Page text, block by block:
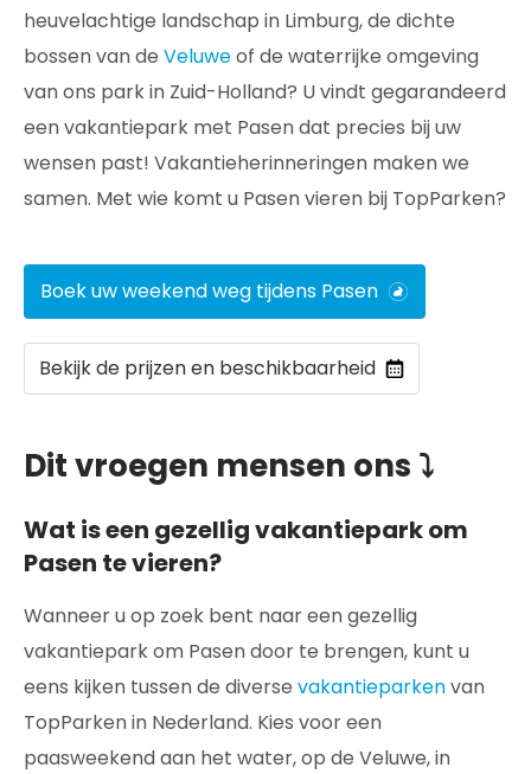
heuvelachtige landschap in Limburg, de dichte
bossen van de Veluweof de waterrijke omgeving
van ons park in Zuid-Holland? U vindt gegarandeerd
een vakantiepark met Pasen dat precies bij uw
wensen past! Vakantieherinneringen maken we
samen. Met wie komt u Pasen vieren bij TopParken?
Boek uw weekend weg tijdens Pasen
Bekijk de prijzen en beschikbaarheid
Dit vroegen mensen ons ⤵
Wat is een gezellig vakantiepark om
Pasen te vieren?
Wanneer u op zoek bent naar een gezellig
vakantiepark om Pasen door te brengen, kunt u
eens kijken tussen de diverse vakantieparkenvan
TopParken in Nederland. Kies voor een
paasweekend aan het water, op de Veluwe, in